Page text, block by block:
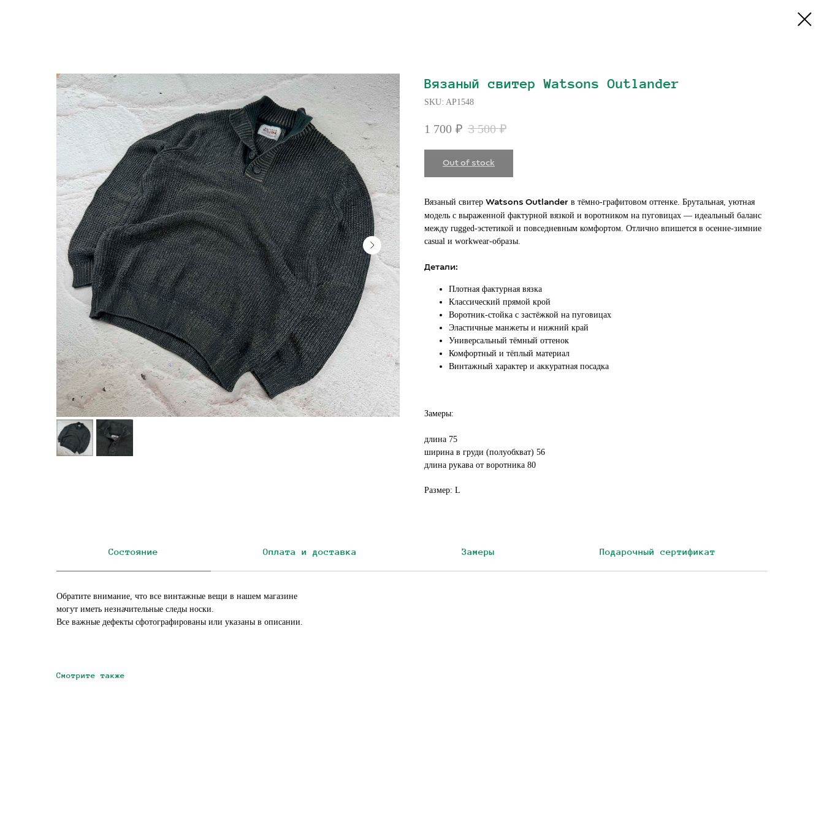
Вязаный свитер Watsons Outlander
SKU: AP1548
1 700 ₽ 3 500 ₽
Out of stock
Вязаный свитер Watsons Outlander в тёмно-графитовом оттенке. Брутальная, уютная
модель с выраженной фактурной вязкой и воротником на пуговицах — идеальный баланс
между rugged-эстетикой и повседневным комфортом. Отлично впишется в осенне-зимние
casual и workwear-образы.
Детали:
Плотная фактурная вязка
Классический прямой крой
Воротник-стойка с застёжкой на пуговицах
Эластичные манжеты и нижний край
Универсальный тёмный оттенок
Комфортный и тёплый материал
Винтажный характер и аккуратная посадка
Замеры:
длина 75
ширина в груди (полуобхват) 56
длина рукава от воротника 80
Размер: L
Состояние Оплата и доставка Замеры Подарочный сертификат
Обратите внимание, что все винтажные вещи в нашем магазине
могут иметь незначительные следы носки.
Все важные дефекты сфотографированы или указаны в описании.
Смотрите также